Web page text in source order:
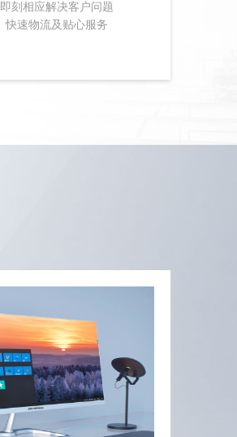
即刻相应解决客户问题
快速物流及贴心服务